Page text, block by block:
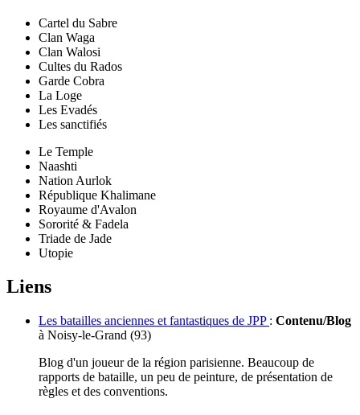
Cartel du Sabre
Clan Waga
Clan Walosi
Cultes du Rados
Garde Cobra
La Loge
Les Evadés
Les sanctifiés
Le Temple
Naashti
Nation Aurlok
République Khalimane
Royaume d'Avalon
Sororité & Fadela
Triade de Jade
Utopie
Liens
Les batailles anciennes et fantastiques de JPP : Contenu/Blog
à Noisy-le-Grand (93)
Blog d'un joueur de la région parisienne. Beaucoup de
rapports de bataille, un peu de peinture, de présentation de
règles et des conventions.